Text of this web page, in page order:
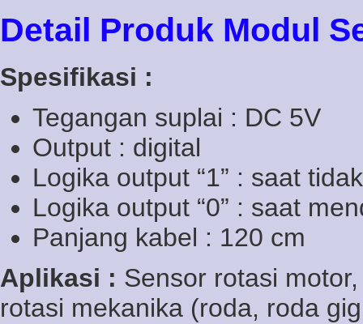
Detail Produk Modul
Spesifikasi :
Tegangan suplai : DC 5V
Output : digital
Logika output “1” : saat
Logika output “0” : saat
Panjang kabel : 120 cm
Aplikasi : Sensor rotasi
rotasi mekanika (roda, roda